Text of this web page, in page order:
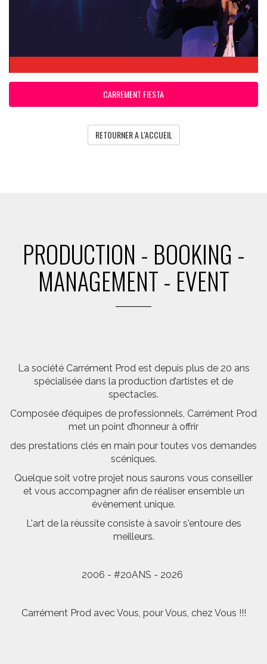
CARREMENT FIESTA
RETOURNER A L'ACCUEIL
PRODUCTION - BOOKING -
MANAGEMENT - EVENT
La société Carrément Prod est depuis plus de 20 ans
spécialisée dans la production d’artistes et de
spectacles.
Composée d’équipes de professionnels, Carrément Prod
met un point d’honneur à offrir
des prestations clés en main pour toutes vos demandes
scéniques.
Quelque soit votre projet nous saurons vous conseiller
et vous accompagner afin de réaliser ensemble un
évènement unique.
L'art de la réussite consiste à savoir s'entoure des
meilleurs.
2006 - #20ANS - 2026
Carrément Prod avec Vous, pour Vous, chez Vous !!!